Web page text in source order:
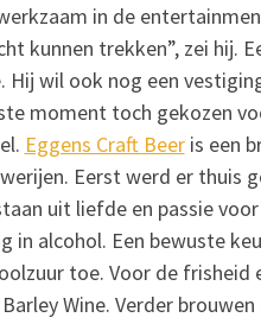
in de
kunnen trekken”, zei hij.
wil ook nog een
moment toch gekozen
Eggens Craft Beeris een
Eerst werd er thuis
uit liefde en passie
in alcohol. Een bewuste
toe. Voor de frisheid
Wine. Verder